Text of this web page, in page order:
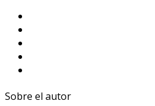
Sobre el autor